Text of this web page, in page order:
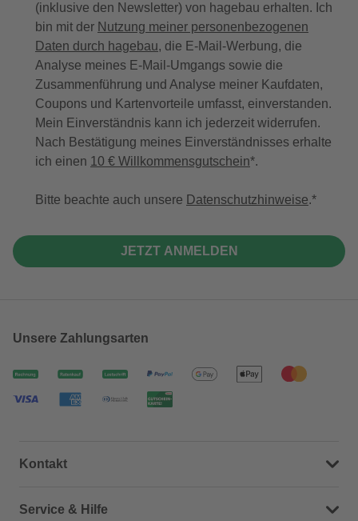
(inklusive den Newsletter) von hagebau erhalten. Ich
bin mit der Nutzung meiner personenbezogenen
Daten durch hagebau, die E-Mail-Werbung, die
Analyse meines E-Mail-Umgangs sowie die
Zusammenführung und Analyse meiner Kaufdaten,
Coupons und Kartenvorteile umfasst, einverstanden.
Mein Einverständnis kann ich jederzeit widerrufen.
Nach Bestätigung meines Einverständnisses erhalte
ich einen 10 € Willkommensgutschein*.
Bitte beachte auch unsere Datenschutzhinweise.
JETZT ANMELDEN
Unsere Zahlungsarten
Kontakt
Dein Kontakt zu uns
Service & Hilfe